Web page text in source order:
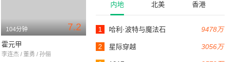
内地 北美 香港
9478万
1 哈利·波特与魔法石
3056万
2 星际穿越
7.2
104分钟
霍元甲
李连杰 / 董勇 / 孙俪
6.8
82分钟
结婚七年
120分钟
听风者